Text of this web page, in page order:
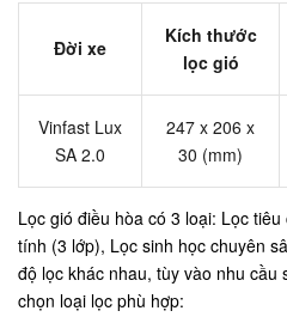
Đời xe
Kích thước
lọc gió
Vinfast Lux
SA 2.0
247 x 206 x
30 (mm)
Lọc gió điều hòa có 3 loại: Lọc
tính (3 lớp), Lọc sinh học chuyên
độ lọc khác nhau, tùy vào nhu
chọn loại lọc phù hợp: